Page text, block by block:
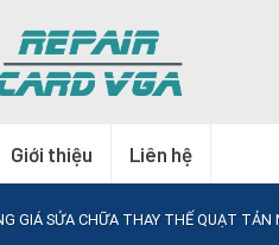
Giới thiệu Liên hệ
GIÁ SỬA CHỮA THAY THẾ QUẠT